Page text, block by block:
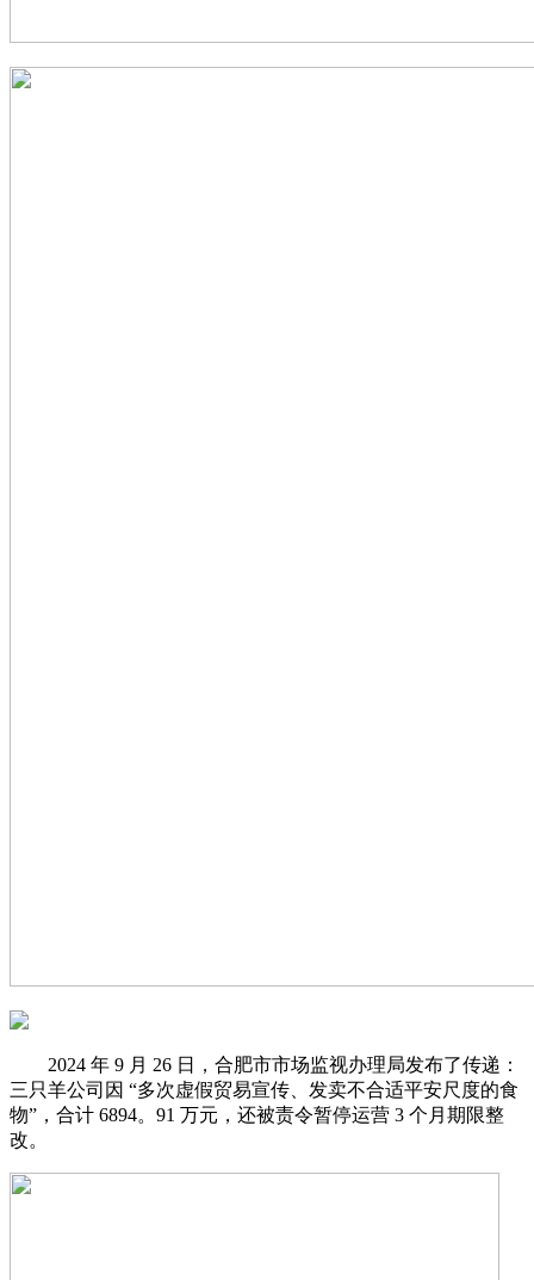
2024 年 9 月 26 日，合肥市市场监视办理局发布了传递：
三只羊公司因 “多次虚假贸易宣传、发卖不合适平安尺度的食
物”，合计 6894。91 万元，还被责令暂停运营 3 个月期限整
改。